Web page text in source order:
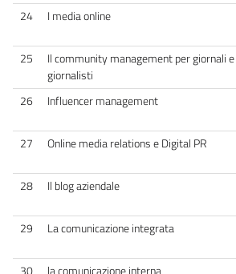
24
I media online
25
Il community management per giornali e
giornalisti
26
Influencer management
27
Online media relations e Digital PR
28
Il blog aziendale
29
La comunicazione integrata